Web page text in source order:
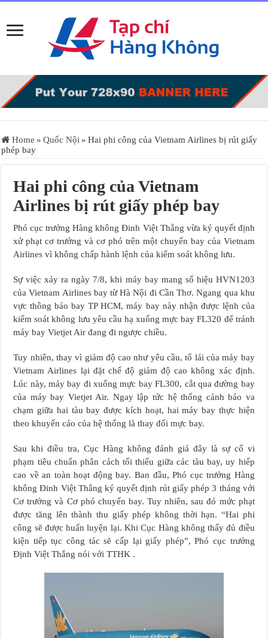
Home » Quốc Nội » Hai phi công của Vietnam Airlines bị rút giấy
phép bay
Hai phi công của Vietnam
Airlines bị rút giấy phép bay
Phó cục trưởng Hàng không Đinh Việt Thắng vừa ký quyết định
xử phạt cơ trưởng và cơ phó trên một chuyến bay của Vietnam
Airlines vì không chấp hành lệnh của kiểm soát không lưu.
Sự việc xảy ra ngày 7/8, khi máy bay mang số hiệu HVN1203
của Vietnam Airlines bay từ Hà Nội đi Cần Thơ. Ngang qua khu
vực thông báo bay TP HCM, máy bay này nhận được lệnh của
kiểm soát không lưu yêu cầu hạ xuống mực bay FL320 để tránh
máy bay Vietjet Air đang đi ngược chiều.
Tuy nhiên, thay vì giảm độ cao như yêu cầu, tổ lái của máy bay
Vietnam Airlines lại đặt chế độ giảm độ cao không xác định.
Lúc này, máy bay đi xuống mực bay FL300, cắt qua đường bay
của máy bay Vietjet Air. Ngay lập tức hệ thống cảnh báo va
chạm giữa hai tàu bay được kích hoạt, hai máy bay thực hiện
theo khuyến cáo của hệ thống là thay đổi mực bay.
Sau khi điều tra, Cục Hàng không đánh giá đây là sự cố vi
phạm tiêu chuẩn phân cách tối thiểu giữa các tàu bay, uy hiếp
cao về an toàn hoạt động bay. Ban đầu, Phó cục trưởng Hàng
không Đinh Việt Thắng ký quyết định rút giấy phép 3 tháng với
Cơ trưởng và Cơ phó chuyến bay. Tuy nhiên, sau đó mức phạt
được tăng lên thành thu giấy phép không thời hạn. “Hai phi
công sẽ được huấn luyện lại. Khi Cục Hàng không thấy đủ điều
kiện tiếp tục công tác sẽ cấp lại giấy phép”, Phó cục trưởng
Định Việt Thắng nói với TTHK .